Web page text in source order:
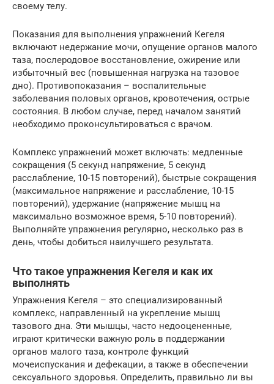
своему телу.
Показания для выполнения упражнений Кегеля
включают недержание мочи, опущение органов малого
таза, послеродовое восстановление, ожирение или
избыточный вес (повышенная нагрузка на тазовое
дно). Противопоказания – воспалительные
заболевания половых органов, кровотечения, острые
состояния. В любом случае, перед началом занятий
необходимо проконсультироваться с врачом.
Комплекс упражнений может включать: медленные
сокращения (5 секунд напряжение, 5 секунд
расслабление, 10-15 повторений), быстрые сокращения
(максимальное напряжение и расслабление, 10-15
повторений), удержание (напряжение мышц на
максимально возможное время, 5-10 повторений).
Выполняйте упражнения регулярно, несколько раз в
день, чтобы добиться наилучшего результата.
Что такое упражнения Кегеля и как их
выполнять
Упражнения Кегеля – это специализированный
комплекс, направленный на укрепление мышц
тазового дна. Эти мышцы, часто недооцененные,
играют критически важную роль в поддержании
органов малого таза, контроле функций
мочеиспускания и дефекации, а также в обеспечении
сексуального здоровья. Определить, правильно ли вы